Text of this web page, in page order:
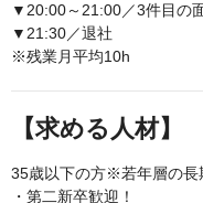
▼20:00～21:00／3件目の
▼21:30／退社
※残業月平均10h
【求める人材】
35歳以下の方※若年層の長
・第二新卒歓迎！